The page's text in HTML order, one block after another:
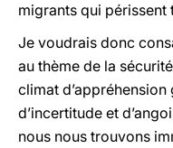
migrants qui périssent
Je voudrais donc
au thème de la
climat
d’incertitude et
nous nous trouvons